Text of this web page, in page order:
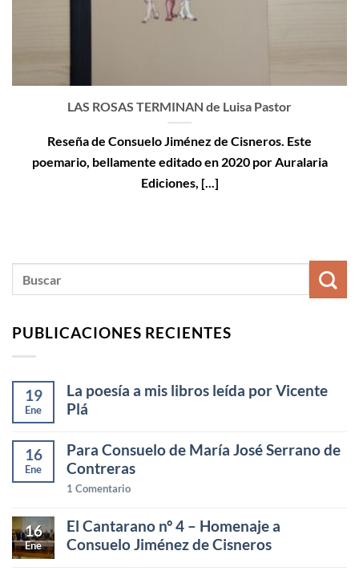
LAS ROSAS TERMINAN de Luisa Pastor
Reseña de Consuelo Jiménez de Cisneros. Este
poemario, bellamente editado en 2020 por Auralaria
Ediciones, [...]
PUBLICACIONES RECIENTES
19
Ene
La poesía a mis libros leída por Vicente
Plá
16
Ene
Para Consuelo de María José Serrano de
Contreras
1 Comentario
16
Ene
El Cantarano nº 4 – Homenaje a
Consuelo Jiménez de Cisneros